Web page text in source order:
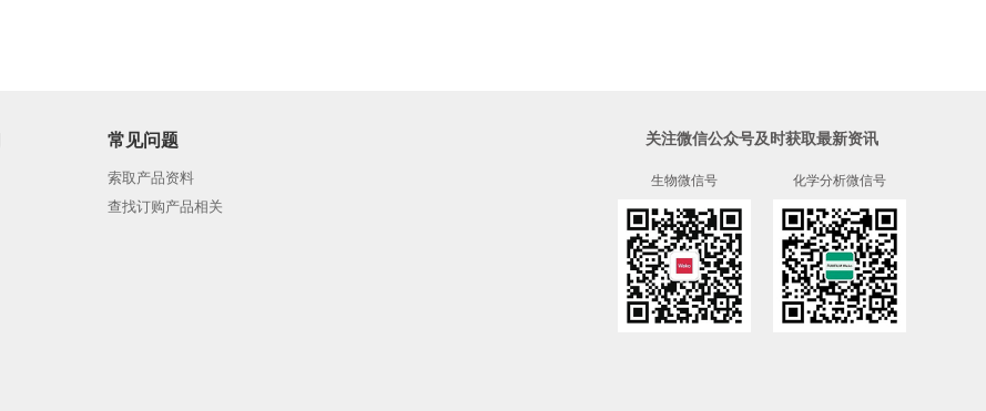
常见问题
索取产品资料
查找订购产品相关
关注微信公众号及时获取最新资讯
生物微信号 化学分析微信号